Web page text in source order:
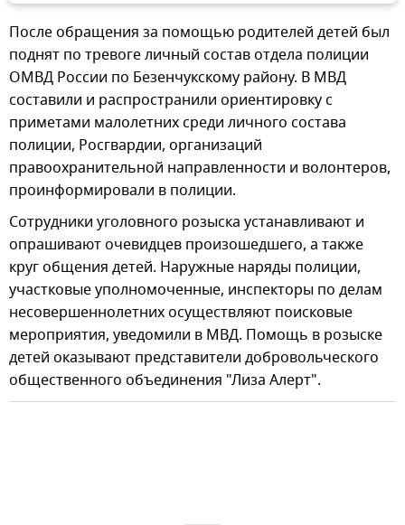
После обращения за помощью родителей детей был
поднят по тревоге личный состав отдела полиции
ОМВД России по Безенчукскому району. В МВД
составили и распространили ориентировку с
приметами малолетних среди личного состава
полиции, Росгвардии, организаций
правоохранительной направленности и волонтеров,
проинформировали в полиции.
Сотрудники уголовного розыска устанавливают и
опрашивают очевидцев произошедшего, а также
круг общения детей. Наружные наряды полиции,
участковые уполномоченные, инспекторы по делам
несовершеннолетних осуществляют поисковые
мероприятия, уведомили в МВД. Помощь в розыске
детей оказывают представители добровольческого
общественного объединения "Лиза Алерт".